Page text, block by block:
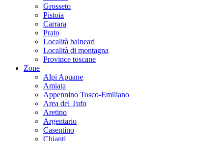
Grosseto
Pistoia
Carrara
Prato
Località balneari
Località di montagna
Province toscane
Zone
Alpi Apuane
Amiata
Appennino Tosco-Emiliano
Area del Tufo
Aretino
Argentario
Casentino
Chianti